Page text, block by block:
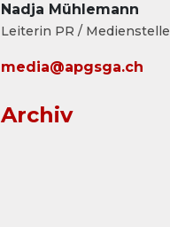
Nadja Mühlemann
Leiterin PR / Medienstelle
media@apgsga.ch
Archiv